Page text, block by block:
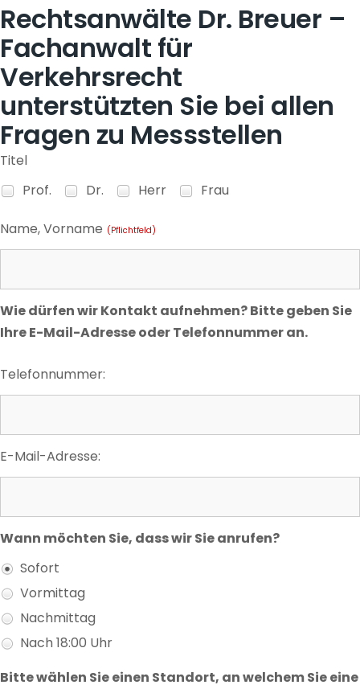
Rechtsanwälte Dr. Breuer –
Fachanwalt für
Verkehrsrecht
unterstützten Sie bei allen
Fragen zu Messstellen
Titel
Prof.
Dr. Herr Frau
Name, Vorname (Pflichtfeld)
Wie dürfen wir Kontakt aufnehmen? Bitte geben Sie
Ihre E-Mail-Adresse oder Telefonnummer an.
Telefonnummer:
E-Mail-Adresse:
Wann möchten Sie, dass wir Sie anrufen?
Sofort
Vormittag
Nachmittag
Nach 18:00 Uhr
Bitte wählen Sie einen Standort, an welchem Sie eine